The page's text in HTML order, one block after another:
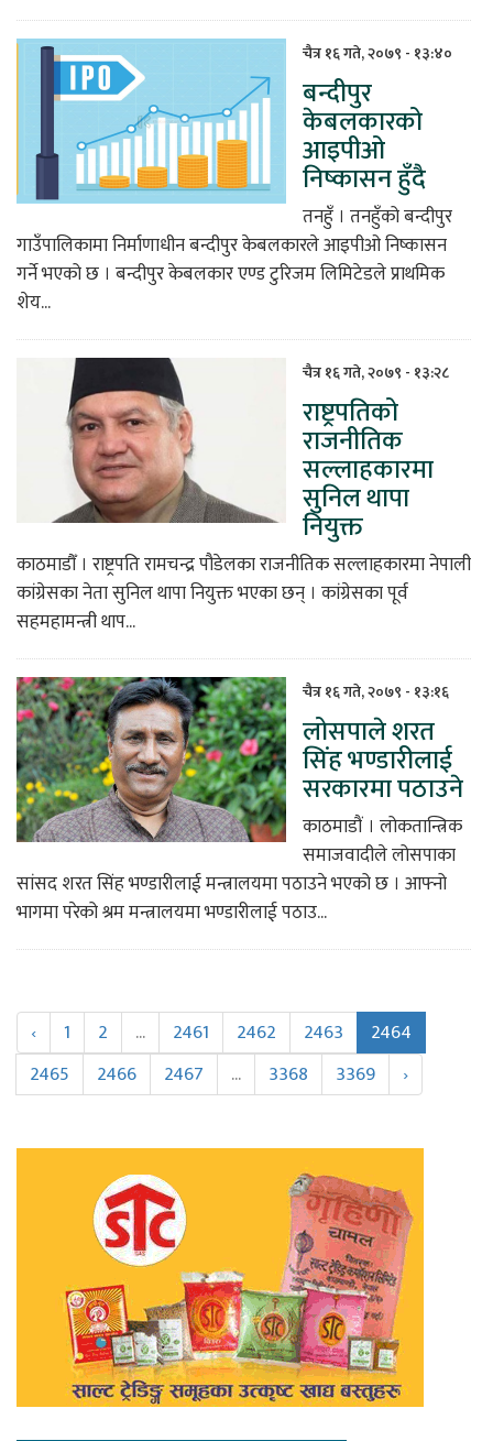
चैत्र १६ गते, २०७९ - १३:४०
बन्दीपुर
केबलकारको
आइपीओ
निष्कासन हुँदै
तनहुँ । तनहुँको बन्दीपुर
गाउँपालिकामा निर्माणाधीन बन्दीपुर केबलकारले आइपीओ निष्कासन
गर्ने भएको छ । बन्दीपुर केबलकार एण्ड टुरिजम लिमिटेडले प्राथमिक
शेय...
चैत्र १६ गते, २०७९ - १३:२८
राष्ट्रपतिको
राजनीतिक
सल्लाहकारमा
सुनिल थापा
नियुक्त
काठमाडौँ । राष्ट्रपति रामचन्द्र पौडेलका राजनीतिक सल्लाहकारमा नेपाली
कांग्रेसका नेता सुनिल थापा नियुक्त भएका छन् । कांग्रेसका पूर्व
सहमहामन्त्री थाप...
चैत्र १६ गते, २०७९ - १३:१६
लोसपाले शरत
सिंह भण्डारीलाई
सरकारमा पठाउने
काठमाडौं । लोकतान्त्रिक
समाजवादीले लोसपाका
सांसद शरत सिंह भण्डारीलाई मन्त्रालयमा पठाउने भएको छ । आफ्नो
भागमा परेको श्रम मन्त्रालयमा भण्डारीलाई पठाउ...
‹ 1 2 ... 2461 2462 2463
2464
2465
2466 2467 ... 3368 3369 ›